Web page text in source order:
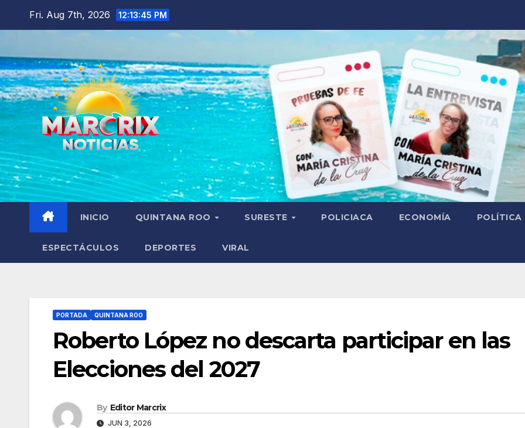
Fri. Aug 7th, 2026 12:13:46 PM
INICIO QUINTANA ROO SURESTE POLICIACA ECONOMÍA POLÍTICA
ESPECTÁCULOS DEPORTES VIRAL
PORTADA QUINTANA ROO
Roberto López no descarta participar en las
Elecciones del 2027
By Editor Marcrix
JUN 3, 2026